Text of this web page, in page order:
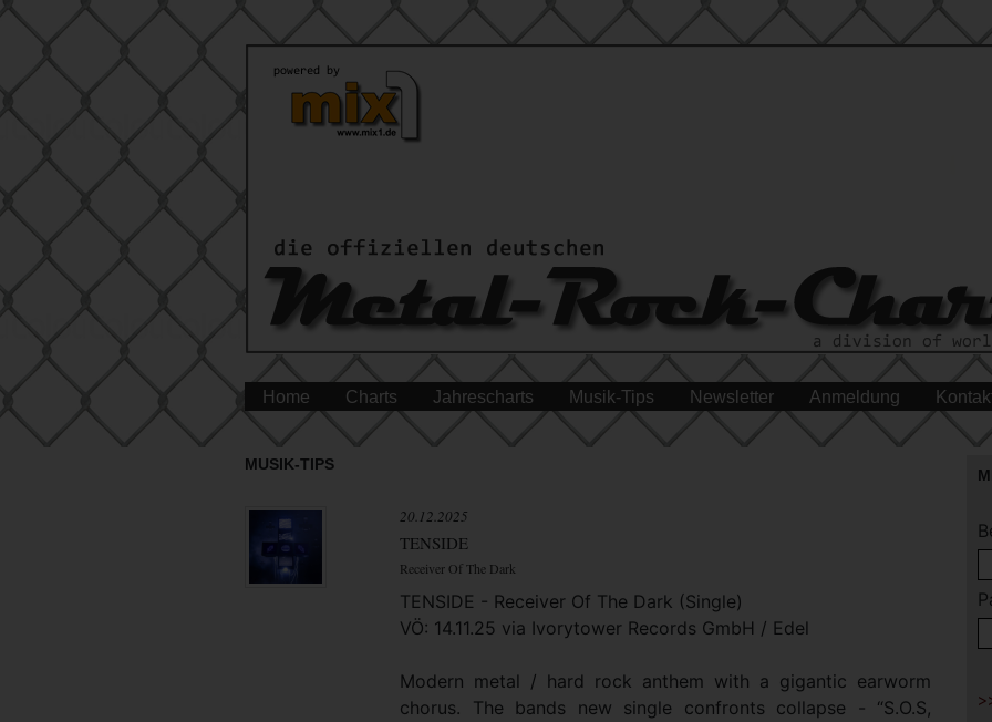
Home Charts Jahrescharts Musik-Tips Newsletter Anmeldung
MUSIK-TIPS
20.12.2025
TENSIDE
Receiver Of The Dark
TENSIDE - Receiver Of The Dark (Single)
VÖ: 14.11.25 via Ivorytower Records GmbH / Edel
Modern metal / hard rock anthem with a gigantic earworm
chorus. The bands new single confronts collapse - “S.O.S,